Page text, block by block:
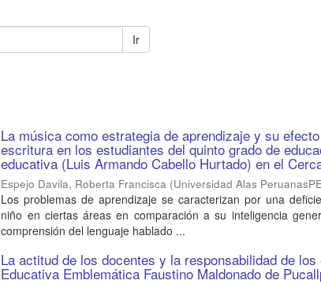
Ir
La música como estrategia de aprendizaje y su
escritura en los estudiantes del quinto grado de
educativa (Luis Armando Cabello Hurtado) en el
Espejo Davila, Roberta Francisca (Universidad Alas
Los problemas de aprendizaje se caracterizan por una
niño en ciertas áreas en comparación a su inteligencia
comprensión del lenguaje hablado ...
La actitud de los docentes y la responsabilidad de
Educativa Emblemática Faustino Maldonado de